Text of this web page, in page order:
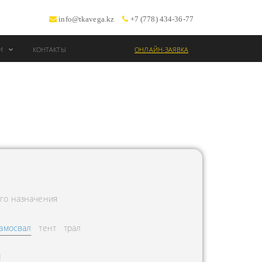
info@tkavega.kz +7 (778) 434-36-77
КОНТАКТЫ ОНЛАЙН-ЗАЯВКА
назначения
тент трал